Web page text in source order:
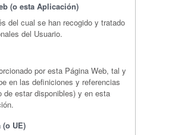
(o esta Aplicación)
del cual se han recogido y tratado
del Usuario.
por esta Página Web, tal y
en las definiciones y referencias
de estar disponibles) y en esta
UE)